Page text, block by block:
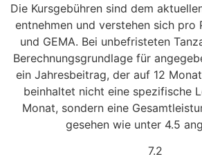
Die Kursgebühren sind dem
entnehmen und verstehen sich pro
und GEMA. Bei unbefristeten
Berechnungsgrundlage für
ein Jahresbeitrag, der auf 12
beinhaltet nicht eine spezifische
Monat, sondern eine
gesehen wie unter 4.5
7.2